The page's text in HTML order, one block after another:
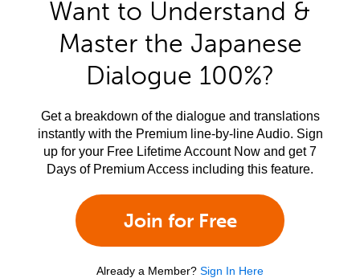
Want to Understand &
Master the Japanese
Dialogue 100%?
Get a breakdown of the dialogue and translations
instantly with the Premium line-by-line Audio. Sign
up for your Free Lifetime Account Now and get 7
Days of Premium Access including this feature.
Join for Free
Already a Member? Sign In Here